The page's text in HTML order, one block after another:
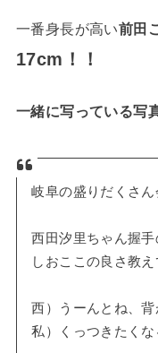
一番身長が高い前田
17cm！！
一緒に写っている写
岐阜の盛りだくさん
西田汐里ちゃん握手
しおここの良さ教
西）うーんとね、背
私）くっつきたく